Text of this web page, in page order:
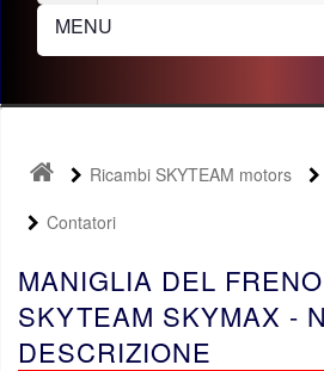
MENU
Ricambi SKYTEAM motors
Contatori
MANIGLIA DEL
SKYTEAM SKYMAX -
DESCRIZIONE